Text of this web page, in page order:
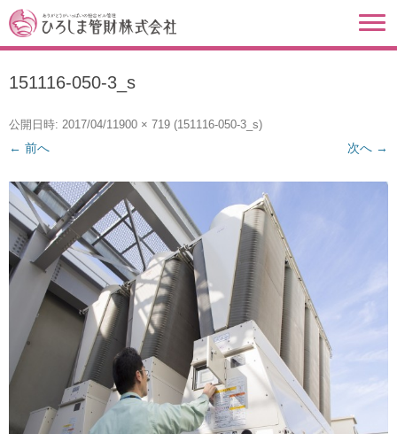
151116-050-3_s
公開日時: 2017/04/11900 × 719 (151116-050-3_s)
← 前へ 次へ →